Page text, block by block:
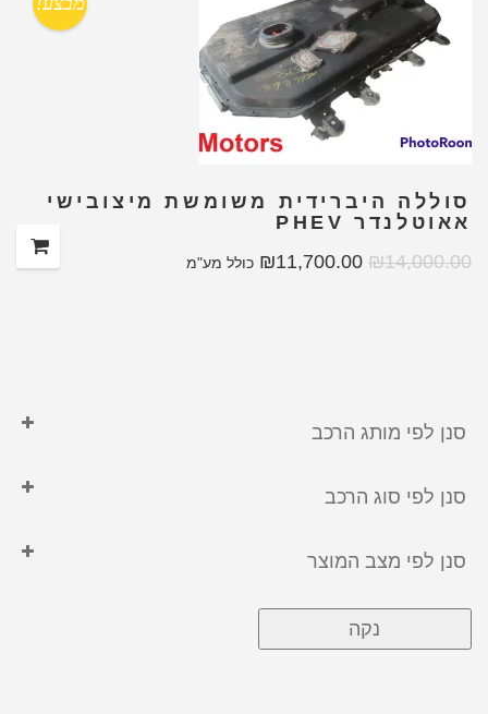
סוללה היברידית משומשת מיצובישי
אאוטלנדר PHEV
₪14,000.00
₪11,700.00 כולל מע"מ
סנן לפי מותג הרכב
ג'ילי
יונדאי
סנן לפי סוג הרכב
היברידי
חשמלי
סנן לפי מצב המוצר
נקה